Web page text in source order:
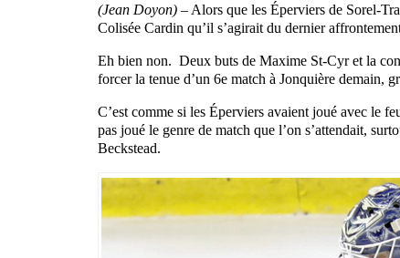
(Jean Doyon) – Alors que les Éperviers de Sorel-
Colisée Cardin qu’il s’agirait du dernier
Eh bien non. Deux buts de Maxime St-Cyr et la
forcer la tenue d’un 6e match à Jonquière demain,
C’est comme si les Éperviers avaient joué avec le
pas joué le genre de match que l’on s’attendait,
Beckstead.